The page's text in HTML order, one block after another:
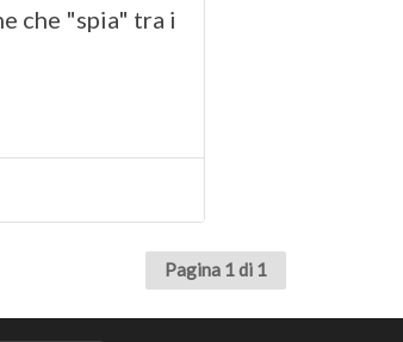
che "spia" tra i
Pagina 1 di 1